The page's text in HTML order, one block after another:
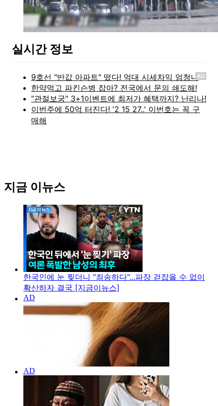
실시간 정보
AD
지금 이뉴스
한국인에 눈 찢더니 "죄송하다"...파장 걷잡을 수 없이
확산하자 결국 [지금이뉴스]